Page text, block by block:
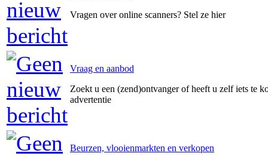
Vragen over online scanners? Stel ze hier
Vraag en aanbod
Zoekt u een (zend)ontvanger of heeft u zelf iets te
advertentie
Beurzen, vlooienmarkten en verkopen